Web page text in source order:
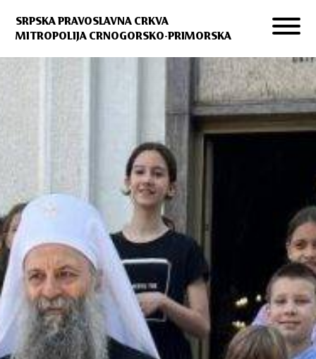
SRPSKA PRAVOSLAVNA CRKVA
MITROPOLIJA CRNOGORSKO-PRIMORSKA